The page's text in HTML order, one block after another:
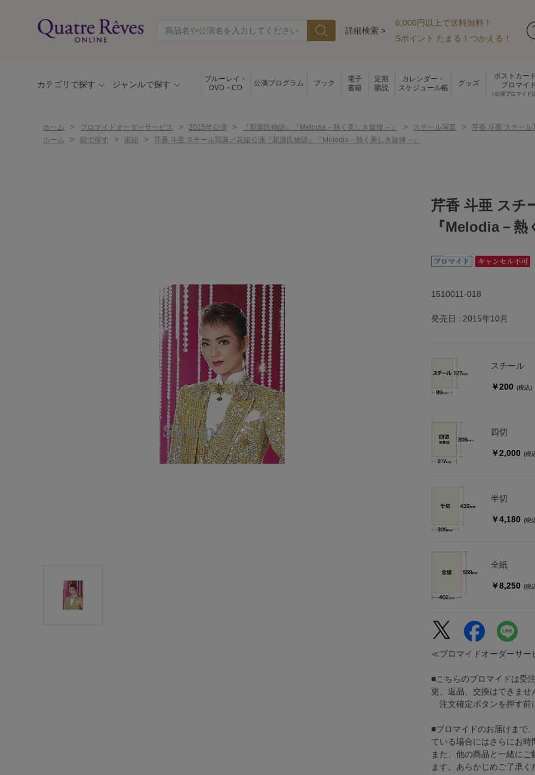
詳細検索 >
6,000円以上で送料無料！
Sポイント たまる！つかえる！
カテゴリで探す ジャンルで探す
ブルーレイ・
DVD・CD
公演プログラム ブック
電子
書籍
定期
購読
カレンダー・
スケジュール帳
グッズ
ポストカー
ブロマイ
（公演ブロマイド
ホーム > ブロマイドオーダーサービス > 2015年公演 > 『新源氏物語』『Melodia－熱く美しき旋律－』 > スチール写真 >
芹香 斗亜 スチー
ホーム
> 組で探す > 宙組 > 芹香 斗亜 スチール写真／花組公演『新源氏物語』『Melodia－熱く美しき旋律－』
芹香 斗亜 スチ
『Melodia－
1510011-018
発売日 2015年10月
スチール
￥200 (税込)
四切
￥2,000 (税
半切
￥4,180 (税
全紙
￥8,250 (税
≪ブロマイドオーダーサ
■こちらのブロマイドは受
更、返品、交換はできませ
注文確定ボタンを押す前
■ブロマイドのお届けまで
ている場合にはさらにお時
また、他の商品と一緒に
ます。あらかじめご了承く